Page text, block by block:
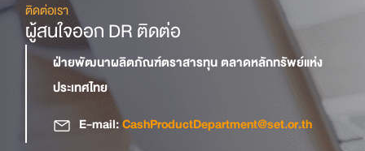
ติดต่อเรา
ผู้สนใจออก DR ติดต่อ
ฝ่ายพัฒนาผลิตภัณฑ์ตราสารทุน ตลาดหลักทรัพย์แห่ง
ประเทศไทย
E-mail:CashProductDepartment@set.or.th